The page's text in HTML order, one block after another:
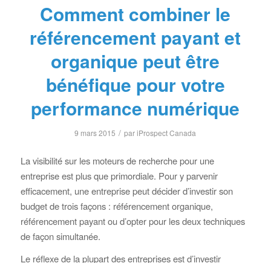
Comment combiner le
référencement payant et
organique peut être
bénéfique pour votre
performance numérique
9 mars 2015 / pariProspect Canada
La visibilité sur les moteurs de recherche pour une
entreprise est plus que primordiale. Pour y parvenir
efficacement, une entreprise peut décider d’investir son
budget de trois façons : référencement organique,
référencement payant ou d’opter pour les deux techniques
de façon simultanée.
Le réflexe de la plupart des entreprises est d’investir